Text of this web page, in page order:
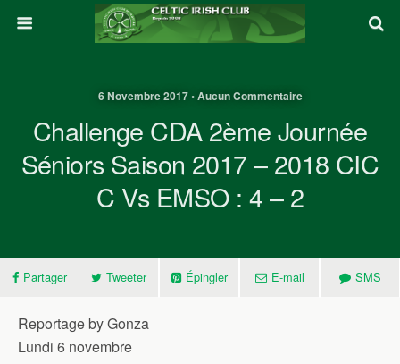
6 Novembre 2017 • Aucun Commentaire
Challenge CDA 2ème Journée
Séniors Saison 2017 – 2018 CIC
C Vs EMSO : 4 – 2
Partager Tweeter Épingler E-mail SMS
Reportage by Gonza
Lundi 6 novembre